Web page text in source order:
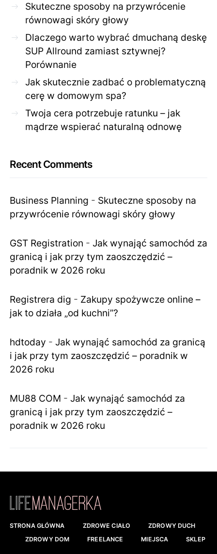
Skuteczne sposoby na przywrócenie
równowagi skóry głowy
Dlaczego warto wybrać dmuchaną deskę
SUP Allround zamiast sztywnej?
Porównanie
Jak skutecznie zadbać o problematyczną
cerę w domowym spa?
Twoja cera potrzebuje ratunku – jak
mądrze wspierać naturalną odnowę
Recent Comments
Business Planning - Skuteczne sposoby na
przywrócenie równowagi skóry głowy
GST Registration - Jak wynająć samochód za
granicą i jak przy tym zaoszczędzić –
poradnik w 2026 roku
Registrera dig - Zakupy spożywcze online –
jak to działa „od kuchni”?
hdtoday - Jak wynająć samochód za granicą
i jak przy tym zaoszczędzić – poradnik w
2026 roku
MU88 COM - Jak wynająć samochód za
granicą i jak przy tym zaoszczędzić –
poradnik w 2026 roku
STRONA GŁÓWNA ZDROWE CIAŁO
ZDROWY DUCH
ZDROWY DOM
FREELANCE MIEJSCA SKLEP